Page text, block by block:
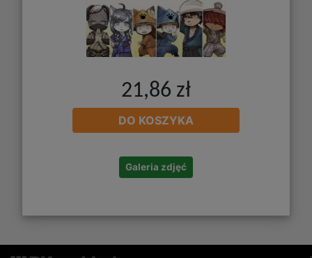
21,86 zł
DO KOSZYKA
Galeria zdjęć